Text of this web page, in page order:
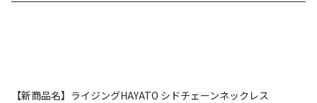
【新商品名】ライジングHAYATO シドチェーンネックレス